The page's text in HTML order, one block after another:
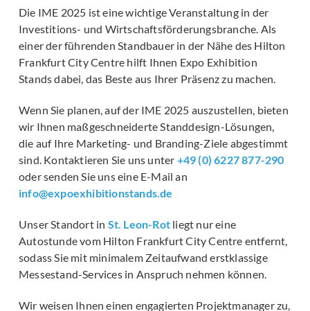
Die IME 2025 ist eine wichtige Veranstaltung in der
Investitions- und Wirtschaftsförderungsbranche. Als
einer der führenden Standbauer in der Nähe des Hilton
Frankfurt City Centre hilft Ihnen Expo Exhibition
Stands dabei, das Beste aus Ihrer Präsenz zu machen.
Wenn Sie planen, auf der IME 2025 auszustellen, bieten
wir Ihnen maßgeschneiderte Standdesign-Lösungen,
die auf Ihre Marketing- und Branding-Ziele abgestimmt
sind. Kontaktieren Sie uns unter +49 (0) 6227 877-290
oder senden Sie uns eine E-Mail an
info@expoexhibitionstands.de
Unser Standort in St. Leon-Rot liegt nur eine
Autostunde vom Hilton Frankfurt City Centre entfernt,
sodass Sie mit minimalem Zeitaufwand erstklassige
Messestand-Services in Anspruch nehmen können.
Wir weisen Ihnen einen engagierten Projektmanager zu,